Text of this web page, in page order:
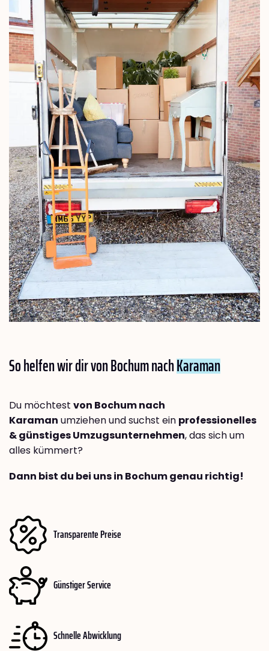
So helfen wir dir von Bochum nachKaraman
Du möchtest von Bochum nach
Karaman umziehen und suchst ein professionelles
& günstiges Umzugsunternehmen, das sich um
alles kümmert?
Dann bist du bei uns in Bochum genau richtig!
Transparente Preise
Günstiger Service
Schnelle Abwicklung